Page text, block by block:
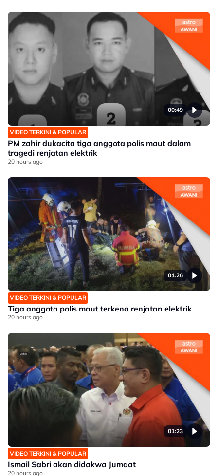
00:49
VIDEO TERKINI & POPULAR
PM zahir dukacita tiga anggota polis maut dalam
tragedi renjatan elektrik
20 hours ago
01:26
VIDEO TERKINI & POPULAR
Tiga anggota polis maut terkena renjatan elektrik
20 hours ago
01:23
VIDEO TERKINI & POPULAR
Ismail Sabri akan didakwa Jumaat
20 hours ago